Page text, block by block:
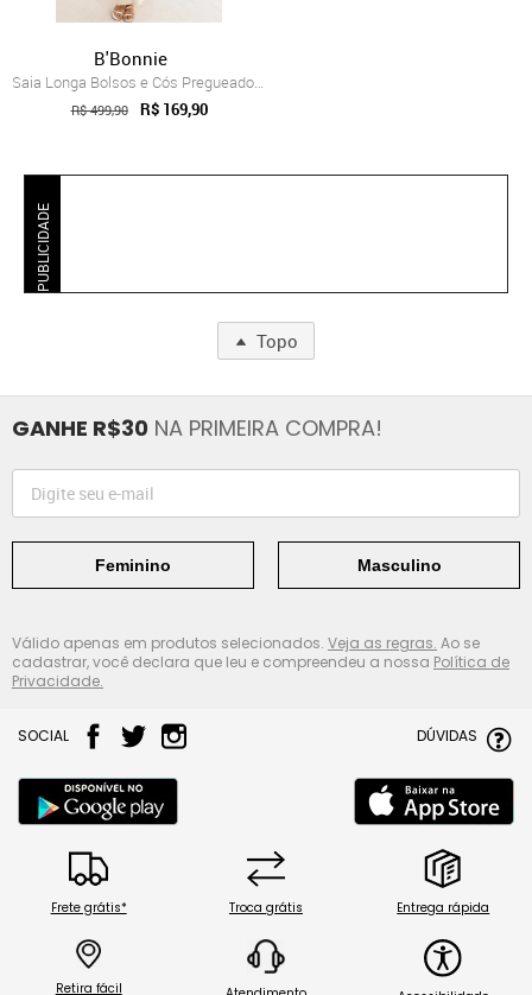
B'Bonnie
Saia Longa Bolsos e Cós Pregueado B’Bonn...
R$ 499,90 R$ 169,90
PUBLICIDADE
Topo
GANHE R$30 NA PRIMEIRA COMPRA!
Feminino Masculino
Válido apenas em produtos selecionados. Veja as regras. Ao se
cadastrar, você declara que leu e compreendeu a nossa Política de
Privacidade.
SOCIAL DÚVIDAS
Frete grátis* Troca grátis Entrega rápida
Retira fácil